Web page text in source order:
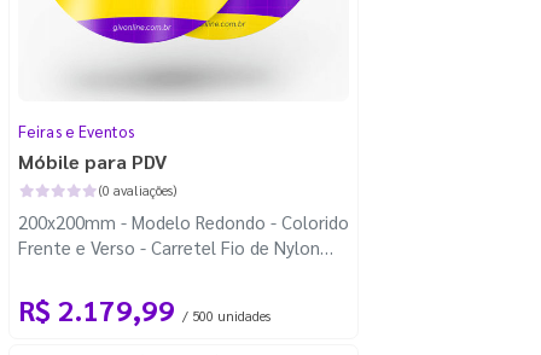
Feiras e Eventos
Móbile para PDV
(0 avaliações)
200x200mm - Modelo Redondo - Colorido
Frente e Verso - Carretel Fio de Nylon
R$ 2.179,99 / 500 unidades